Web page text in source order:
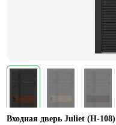
Входная дверь Juliet (Н-108)